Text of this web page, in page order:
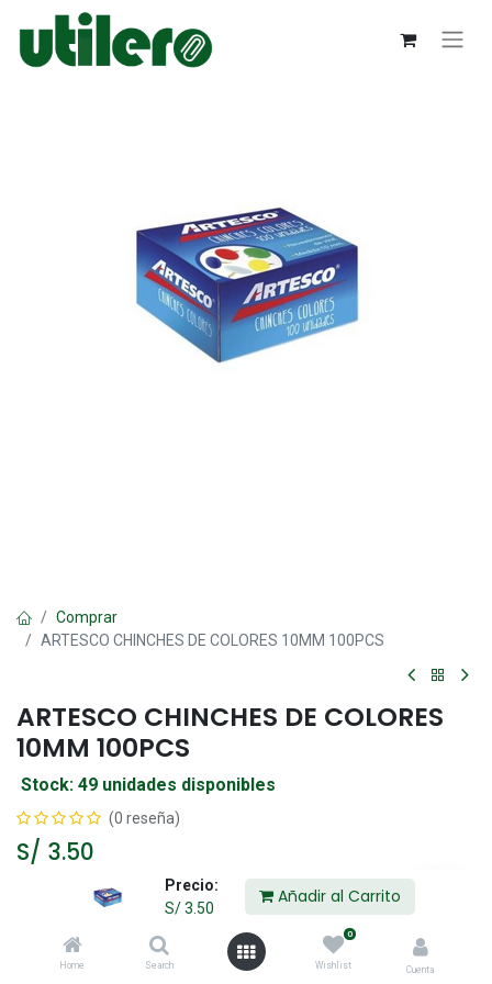
Precio:
S/3.50
Añadir al Carrito
Home Search
0
Wishlist Cuenta
Comprar
ARTESCO CHINCHES DE COLORES 10MM 100PCS
ARTESCO CHINCHES DE COLORES
10MM 100PCS
Stock: 49 unidades disponibles
(0 reseña)
S/ 3.50
Añadir al Carrito
Agregar a la lista de deseos